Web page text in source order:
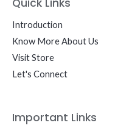
Introduction
Know More About Us
Visit Store
Let's Connect
Important Links